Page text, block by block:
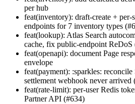
per hub
feat(inventory): draft-create +
endpoints for 7 inventory types
feat(lookup): Atlas Search
cache, fix public-endpoint ReDoS
feat(openapi): document Page
envelope
feat(payment): :sparkles:
settlement webhook never arrived
feat(rate-limit): per-user Redis
Partner API (#634)